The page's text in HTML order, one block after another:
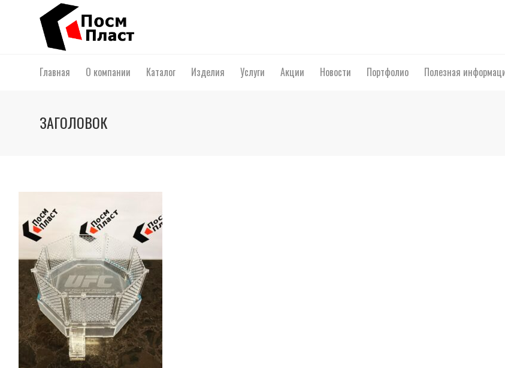
Главная О компании Каталог Изделия Услуги Акции Новости Портфолио Полезная
ЗАГОЛОВОК